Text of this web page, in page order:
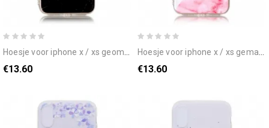
hoesje voor iphone x / xs geometrisch marmereffect
€13.60
hoesje voor iphone x / xs gemarmerde pruimenbloesem
€13.60